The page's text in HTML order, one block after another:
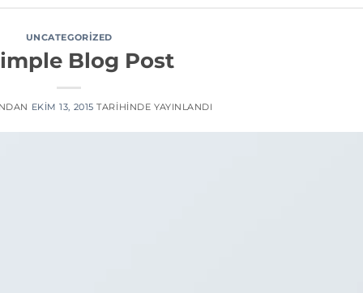
UNCATEGORIZED
Blog Post
EKIM 13, 2015 TARIHINDE YAYINLANDI